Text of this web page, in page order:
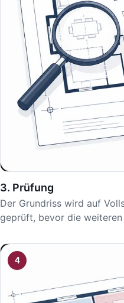
3. Prüfung
Der Grundriss wird auf
geprüft, bevor die
4